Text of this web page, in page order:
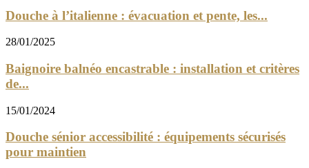
Douche à l’italienne : évacuation et pente, les...
28/01/2025
Baignoire balnéo encastrable : installation et critères
de...
15/01/2024
Douche sénior accessibilité : équipements sécurisés
pour maintien